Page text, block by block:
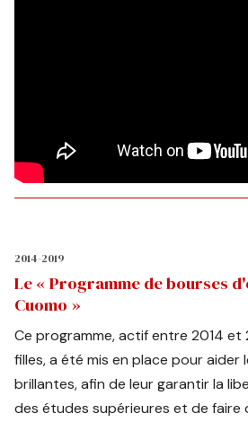
2014-2019
Le « Programme de bourses
Cuomo »
Ce programme, actif entre 2014
filles, a été mis en place pour aider
brillantes, afin de leur garantir la
des études supérieures et de faire